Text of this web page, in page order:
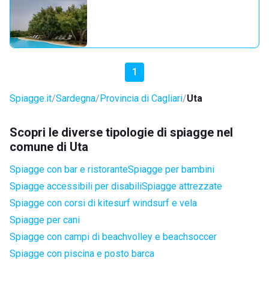
1
Spiagge.it Sardegna Provincia di Cagliari Uta
Scopri le diverse tipologie di spiagge nel
comune di Uta
Spiagge con bar e ristoranteSpiagge per bambini
Spiagge accessibili per disabiliSpiagge attrezzate
Spiagge con corsi di kitesurf windsurf e vela
Spiagge per cani
Spiagge con campi di beachvolley e beachsoccer
Spiagge con piscina e posto barca